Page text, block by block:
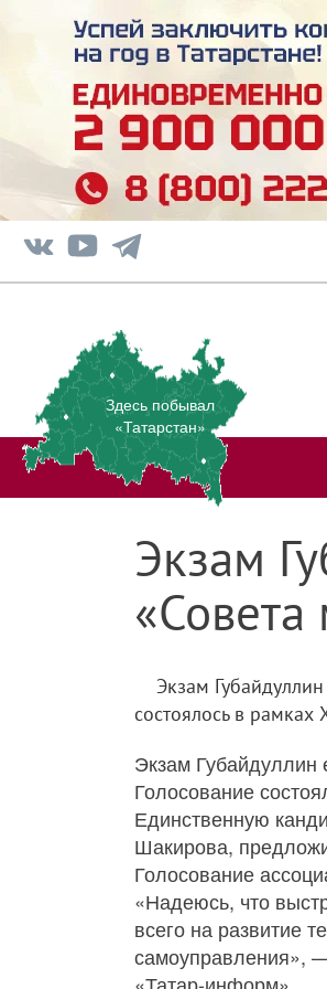
Здесь побывал
«Татарстан»
Экзам
Экзам
состоялось в
Экзам Губайдуллин
Голосование
Единственную
Шакирова,
Голосование
«Надеюсь, что
всего на развитие
самоуправления»,